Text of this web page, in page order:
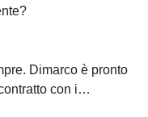
Dimarco è pronto
con i